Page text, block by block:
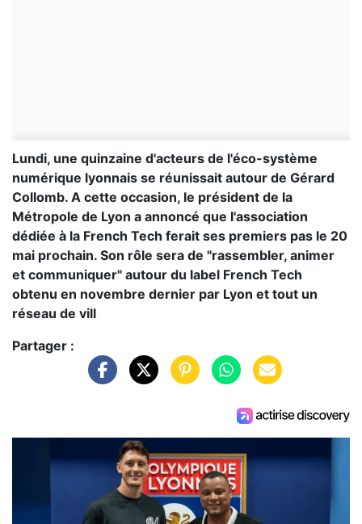
Lundi, une quinzaine d'acteurs de l'éco-système
numérique lyonnais se réunissait autour de Gérard
Collomb. A cette occasion, le président de la
Métropole de Lyon a annoncé que l'association
dédiée à la French Tech ferait ses premiers pas le 20
mai prochain. Son rôle sera de "rassembler, animer
et communiquer" autour du label French Tech
obtenu en novembre dernier par Lyon et tout un
réseau de vill
Partager :